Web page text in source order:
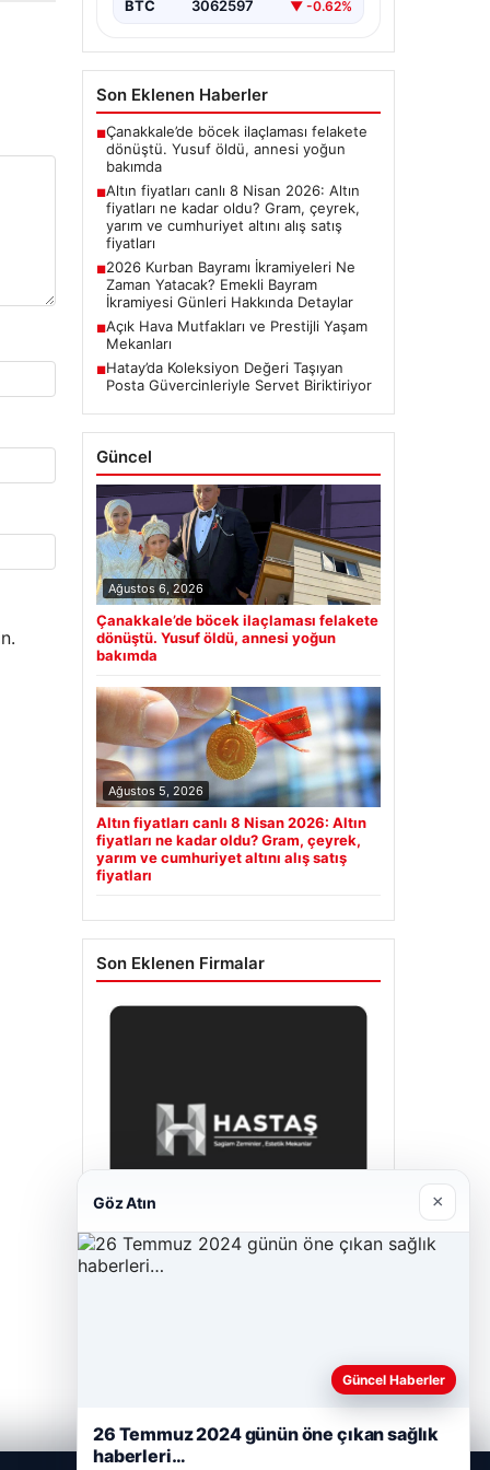
BTC 3062597 ▼ -0.62%
Son Eklenen Haberler
■Çanakkale’de böcek ilaçlaması felakete
dönüştü. Yusuf öldü, annesi yoğun
bakımda
■Altın fiyatları canlı 8 Nisan 2026: Altın
fiyatları ne kadar oldu? Gram, çeyrek,
yarım ve cumhuriyet altını alış satış
fiyatları
■2026 Kurban Bayramı İkramiyeleri Ne
Zaman Yatacak? Emekli Bayram
İkramiyesi Günleri Hakkında Detaylar
■Açık Hava Mutfakları ve Prestijli Yaşam
Mekanları
■Hatay’da Koleksiyon Değeri Taşıyan
Posta Güvercinleriyle Servet Biriktiriyor
Güncel
Ağustos 6, 2026
Çanakkale’de böcek ilaçlaması felakete
dönüştü. Yusuf öldü, annesi yoğun
bakımda
Ağustos 5, 2026
Altın fiyatları canlı 8 Nisan 2026: Altın
fiyatları ne kadar oldu? Gram, çeyrek,
yarım ve cumhuriyet altını alış satış
fiyatları
Son Eklenen Firmalar
Göz Atın ×
Güncel Haberler
26 Temmuz 2024 günün öne çıkan sağlık
haberleri…